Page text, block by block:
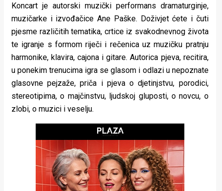
rade
Urban
Places
Aktivizam
Aktuelnosti
Koncart je autorski muzički performans dramaturginje,
muzičarke i izvođačice Ane Paške. Doživjet ćete i čuti
pjesme različitih tematika, crtice iz svakodnevnog života
te igranje s formom riječi i rečenica uz muzičku pratnju
harmonike, klavira, cajona i gitare. Autorica pjeva, recitira,
u ponekim trenucima igra se glasom i odlazi u nepoznate
glasovne pejzaže, priča i pjeva o djetinjstvu, porodici,
stereotipima, o majčinstvu, ljudskoj gluposti, o novcu, o
zlobi, o muzici i veselju.